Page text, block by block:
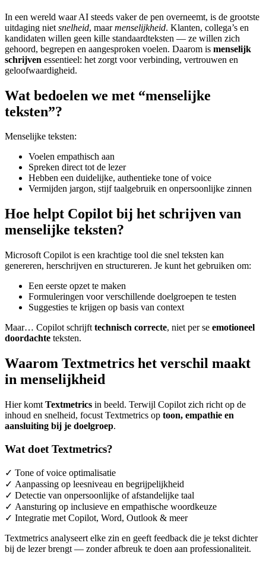
In een wereld waar AI steeds vaker de pen overneemt, is de grootste
uitdaging niet snelheid, maarmenselijkheid. Klanten, collega’s en
kandidaten willen geen kille standaardteksten — ze willen zich
gehoord, begrepen en aangesproken voelen. Daarom is menselijk
schrijven essentieel: het zorgt voor verbinding, vertrouwen en
geloofwaardigheid.
Wat bedoelen we met “menselijke
teksten”?
Menselijke teksten:
Voelen empathisch aan
Spreken direct tot de lezer
Hebben een duidelijke, authentieke tone of voice
Vermijden jargon, stijf taalgebruik en onpersoonlijke zinnen
Hoe helpt Copilot bij het schrijven van
menselijke teksten?
Microsoft Copilot is een krachtige tool die snel teksten kan
genereren, herschrijven en structureren. Je kunt het gebruiken om:
Een eerste opzet te maken
Formuleringen voor verschillende doelgroepen te testen
Suggesties te krijgen op basis van context
Maar… Copilot schrijft technisch correcte, niet per se emotioneel
doordachte teksten.
Waarom Textmetrics het verschil maakt
in menselijkheid
Hier komt Textmetrics in beeld. Terwijl Copilot zich richt op de
inhoud en snelheid, focust Textmetrics op toon, empathie en
aansluiting bij je doelgroep.
Wat doet Textmetrics?
✓ Tone of voice optimalisatie
✓ Aanpassing op leesniveau en begrijpelijkheid
✓ Detectie van onpersoonlijke of afstandelijke taal
✓ Aansturing op inclusieve en empathische woordkeuze
✓ Integratie met Copilot, Word, Outlook & meer
Textmetrics analyseert elke zin en geeft feedback die je tekst dichter
bij de lezer brengt — zonder afbreuk te doen aan professionaliteit.